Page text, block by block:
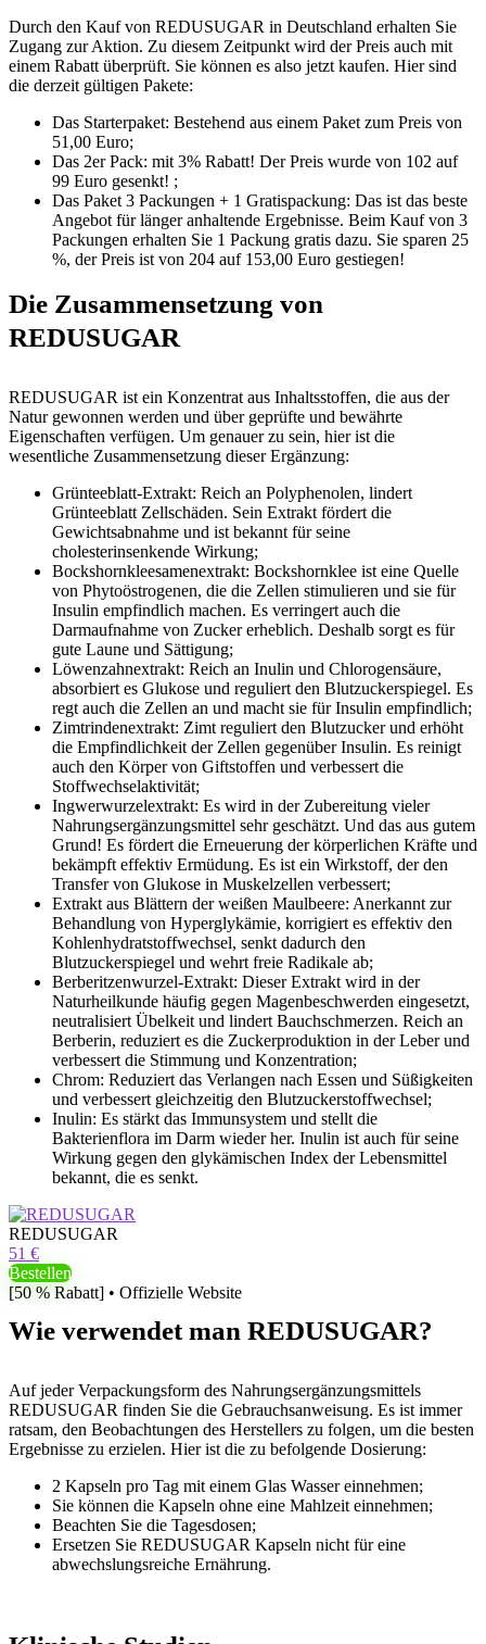
Durch den Kauf von REDUSUGAR in Deutschland erhalten Sie
Zugang zur Aktion. Zu diesem Zeitpunkt wird der Preis auch mit
einem Rabatt überprüft. Sie können es also jetzt kaufen. Hier sind
die derzeit gültigen Pakete:
Das Starterpaket: Bestehend aus einem Paket zum Preis von
51,00 Euro;
Das 2er Pack: mit 3% Rabatt! Der Preis wurde von 102 auf
99 Euro gesenkt! ;
Das Paket 3 Packungen + 1 Gratispackung: Das ist das beste
Angebot für länger anhaltende Ergebnisse. Beim Kauf von 3
Packungen erhalten Sie 1 Packung gratis dazu. Sie sparen 25
%, der Preis ist von 204 auf 153,00 Euro gestiegen!
Die Zusammensetzung von
REDUSUGAR
REDUSUGAR ist ein Konzentrat aus Inhaltsstoffen, die aus der
Natur gewonnen werden und über geprüfte und bewährte
Eigenschaften verfügen. Um genauer zu sein, hier ist die
wesentliche Zusammensetzung dieser Ergänzung:
Grünteeblatt-Extrakt: Reich an Polyphenolen, lindert
Grünteeblatt Zellschäden. Sein Extrakt fördert die
Gewichtsabnahme und ist bekannt für seine
cholesterinsenkende Wirkung;
Bockshornkleesamenextrakt: Bockshornklee ist eine Quelle
von Phytoöstrogenen, die die Zellen stimulieren und sie für
Insulin empfindlich machen. Es verringert auch die
Darmaufnahme von Zucker erheblich. Deshalb sorgt es für
gute Laune und Sättigung;
Löwenzahnextrakt: Reich an Inulin und Chlorogensäure,
absorbiert es Glukose und reguliert den Blutzuckerspiegel. Es
regt auch die Zellen an und macht sie für Insulin empfindlich;
Zimtrindenextrakt: Zimt reguliert den Blutzucker und erhöht
die Empfindlichkeit der Zellen gegenüber Insulin. Es reinigt
auch den Körper von Giftstoffen und verbessert die
Stoffwechselaktivität;
Ingwerwurzelextrakt: Es wird in der Zubereitung vieler
Nahrungsergänzungsmittel sehr geschätzt. Und das aus gutem
Grund! Es fördert die Erneuerung der körperlichen Kräfte und
bekämpft effektiv Ermüdung. Es ist ein Wirkstoff, der den
Transfer von Glukose in Muskelzellen verbessert;
Extrakt aus Blättern der weißen Maulbeere: Anerkannt zur
Behandlung von Hyperglykämie, korrigiert es effektiv den
Kohlenhydratstoffwechsel, senkt dadurch den
Blutzuckerspiegel und wehrt freie Radikale ab;
Berberitzenwurzel-Extrakt: Dieser Extrakt wird in der
Naturheilkunde häufig gegen Magenbeschwerden eingesetzt,
neutralisiert Übelkeit und lindert Bauchschmerzen. Reich an
Berberin, reduziert es die Zuckerproduktion in der Leber und
verbessert die Stimmung und Konzentration;
Chrom: Reduziert das Verlangen nach Essen und Süßigkeiten
und verbessert gleichzeitig den Blutzuckerstoffwechsel;
Inulin: Es stärkt das Immunsystem und stellt die
Bakterienflora im Darm wieder her. Inulin ist auch für seine
Wirkung gegen den glykämischen Index der Lebensmittel
bekannt, die es senkt.
REDUSUGAR
51 €
Bestellen
[50 % Rabatt] • Offizielle Website
Wie verwendet man REDUSUGAR?
Auf jeder Verpackungsform des Nahrungsergänzungsmittels
REDUSUGAR finden Sie die Gebrauchsanweisung. Es ist immer
ratsam, den Beobachtungen des Herstellers zu folgen, um die besten
Ergebnisse zu erzielen. Hier ist die zu befolgende Dosierung:
2 Kapseln pro Tag mit einem Glas Wasser einnehmen;
Sie können die Kapseln ohne eine Mahlzeit einnehmen;
Beachten Sie die Tagesdosen;
Ersetzen Sie REDUSUGAR Kapseln nicht für eine
abwechslungsreiche Ernährung.